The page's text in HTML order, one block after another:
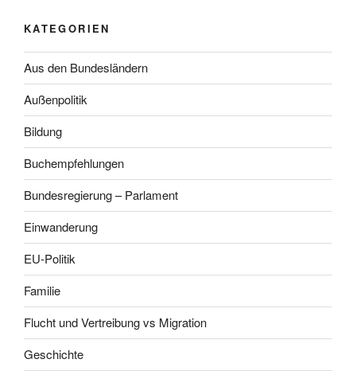
KATEGORIEN
Aus den Bundesländern
Außenpolitik
Bildung
Buchempfehlungen
Bundesregierung – Parlament
Einwanderung
EU-Politik
Familie
Flucht und Vertreibung vs Migration
Geschichte